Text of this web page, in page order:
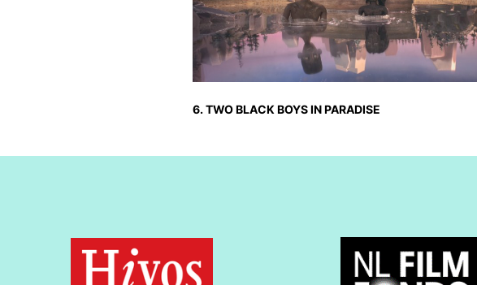
6. TWO BLACK BOYS IN PARADISE